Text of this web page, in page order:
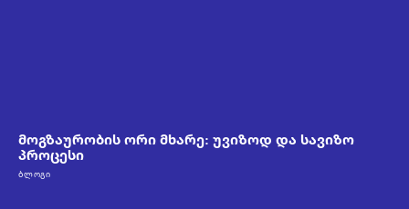
მოგზაურობის ორი მხარე: უვიზოდ და სავიზო
პროცესი
ᲑᲚᲝᲒᲘ